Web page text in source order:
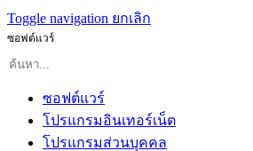
Toggle navigation ยกเลิก
ซอฟต์แวร์
ซอฟต์แวร์
โปรแกรมอินเทอร์เน็ต
โปรแกรมส่วนบุคคล